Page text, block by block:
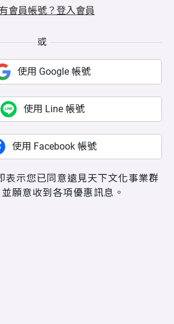
會員帳號？登入會員
或
使用 Google 帳號
使用 Line 帳號
使用 Facebook 帳號
表示您已同意遠見天下文化事業群
並願意收到各項優惠訊息。